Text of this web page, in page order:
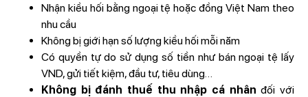
Nhận kiều hối bằng ngoại tệ hoặc đồng Việt Nam theo
nhu cầu
Không bị giới hạn số lượng kiều hối mỗi năm
Có quyền tự do sử dụng số tiền như bán ngoại tệ lấy
VND, gửi tiết kiệm, đầu tư, tiêu dùng…
Không bị đánh thuế thu nhập cá nhân đối với